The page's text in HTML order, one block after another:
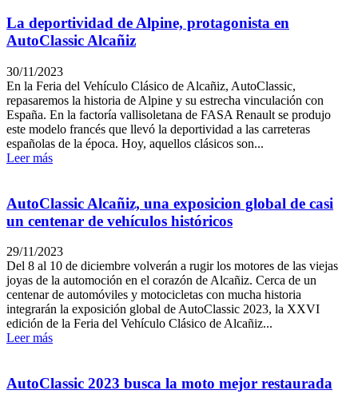
La deportividad de Alpine, protagonista en
AutoClassic Alcañiz
30/11/2023
En la Feria del Vehículo Clásico de Alcañiz, AutoClassic,
repasaremos la historia de Alpine y su estrecha vinculación con
España. En la factoría vallisoletana de FASA Renault se produjo
este modelo francés que llevó la deportividad a las carreteras
españolas de la época. Hoy, aquellos clásicos son...
Leer más
AutoClassic Alcañiz, una exposicion global de casi
un centenar de vehículos históricos
29/11/2023
Del 8 al 10 de diciembre volverán a rugir los motores de las viejas
joyas de la automoción en el corazón de Alcañiz. Cerca de un
centenar de automóviles y motocicletas con mucha historia
integrarán la exposición global de AutoClassic 2023, la XXVI
edición de la Feria del Vehículo Clásico de Alcañiz...
Leer más
AutoClassic 2023 busca la moto mejor restaurada